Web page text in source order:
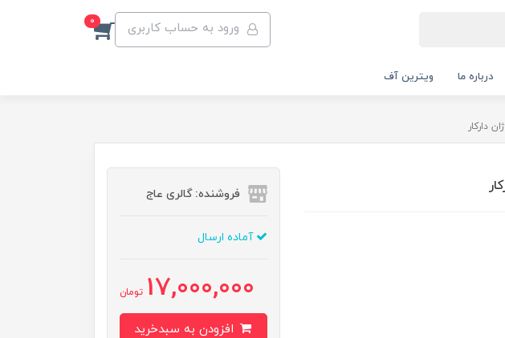
ورود به حساب کاربری 0
درباره ما ویترین آف
فروشنده: گالری عاج
آماده ارسال
17,000,000 تومان